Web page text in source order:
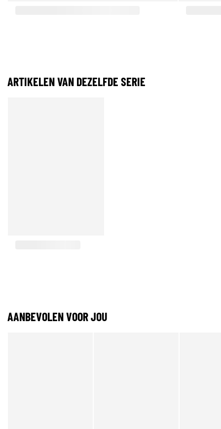
ARTIKELEN VAN DEZELFDE SERIE
AANBEVOLEN VOOR JOU